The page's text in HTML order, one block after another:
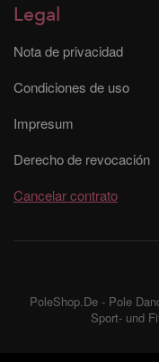
Legal
Nota de privacidad
Condiciones de uso
Impresum
Derecho de revocación
Cancelar contrato
PoleShop.De - Pole
Sport- und